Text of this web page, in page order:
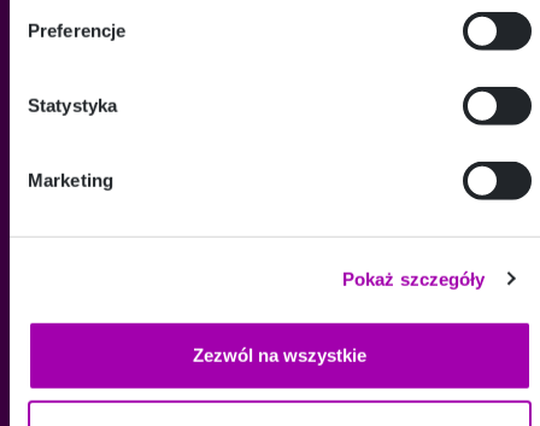
Preferencje
Statystyka
Marketing
Pokaż szczegóły
Zezwól na wszystkie
POMOC
Dokumenty i zaświadczenia
INFORMACJE
Polityka prywatności